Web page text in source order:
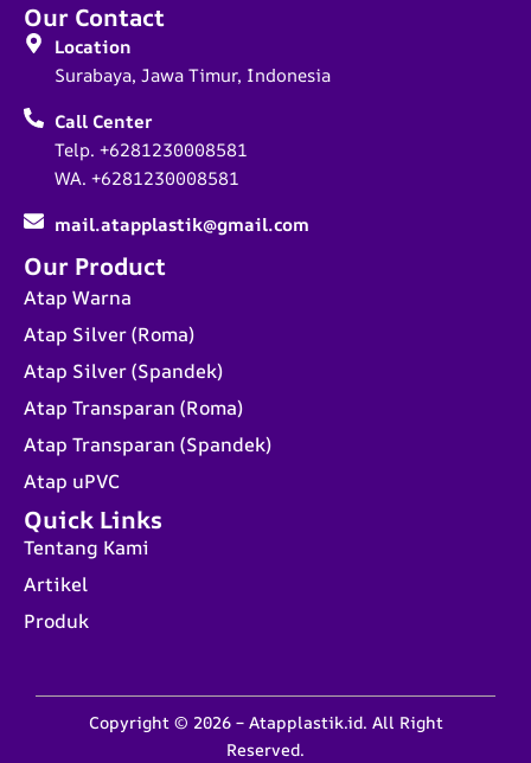
Quick Links
Tentang Kami
Artikel
Produk
Our Product
Atap Warna
Atap Silver (Roma)
Atap Silver (Spandek)
Atap Transparan (Roma)
Atap Transparan (Spandek)
Atap uPVC
Our Contact
Location
Surabaya, Jawa Timur, Indonesia
Call Center
Telp. +6281230008581
WA. +6281230008581
mail.atapplastik@gmail.com
Copyright © 2026 – Atapplastik.id. All Right
Reserved.